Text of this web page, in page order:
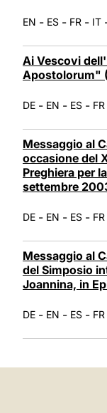
EN - ES - FR - IT
Ai Vescovi
Apostolorum"
DE - EN - ES - FR
Messaggio al
occasione del
Preghiera per
settembre
DE - EN - ES - FR
Messaggio al
del Simposio
Joannina, in
DE - EN - ES - FR